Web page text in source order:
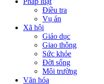
Điều tra
Vụ án
Xã hội
Giáo dục
Giao thông
Sức khỏe
Đời sống
Môi trường
Văn hóa